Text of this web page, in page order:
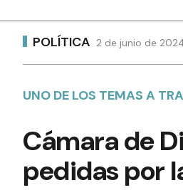
POLÍTICA 2 de junio de
UNO DE LOS TEMAS A
Cámara de
pedidas por